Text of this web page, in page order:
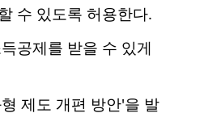
수 있도록 허용한다.
공제를 받을 수 있게
제도 개편 방안'을 발